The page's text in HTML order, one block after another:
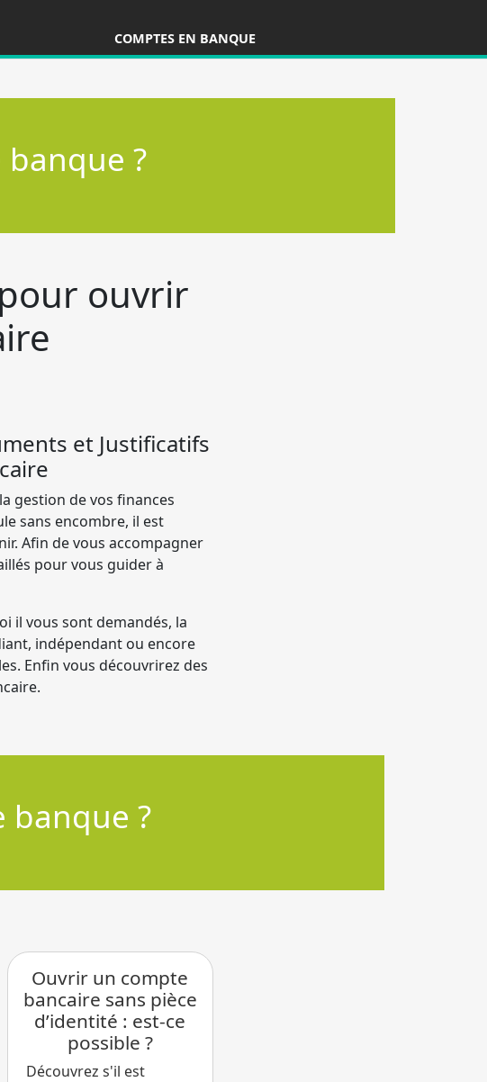
COMPTES EN BANQUE
ouvrir
et Justificatifs
gestion de vos finances
sans encombre, il est
Afin de vous accompagner
pour vous guider à
il vous sont demandés, la
indépendant ou encore
Enfin vous découvrirez des
Ouvrir un compte
bancaire sans pièce
d’identité : est-ce
possible ?
Découvrez s'il est